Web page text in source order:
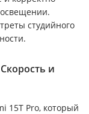
студийного
и
15T Pro, который